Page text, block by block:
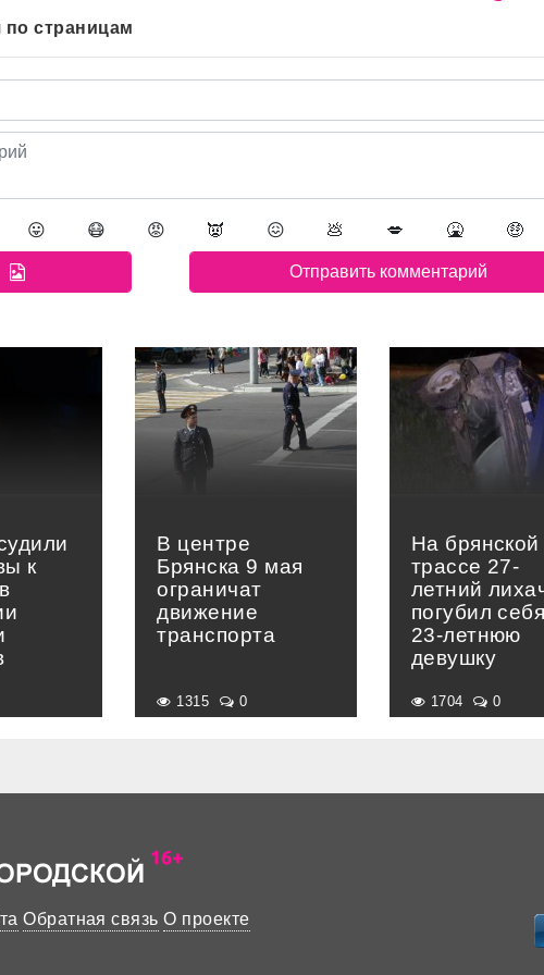
по страницам
😛 😷 😡 👿 😖 💩 💋 🤮 🤑
к
В центре
Брянска 9 мая
ограничат
движение
транспорта
1315 0
На брянской
трассе 27-
летний
погубил
23-летнюю
девушку
1704 0
Обратная связь О проекте